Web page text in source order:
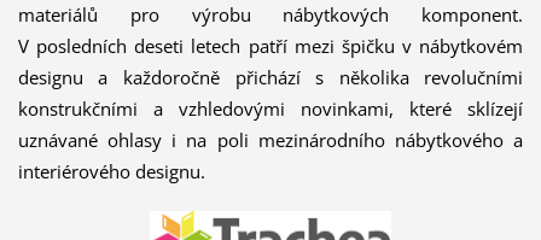
materiálů pro výrobu nábytkových komponent.
V posledních deseti letech patří mezi špičku v nábytkovém
designu a každoročně přichází s několika revolučními
konstrukčními a vzhledovými novinkami, které sklízejí
uznávané ohlasy i na poli mezinárodního nábytkového a
interiérového designu.